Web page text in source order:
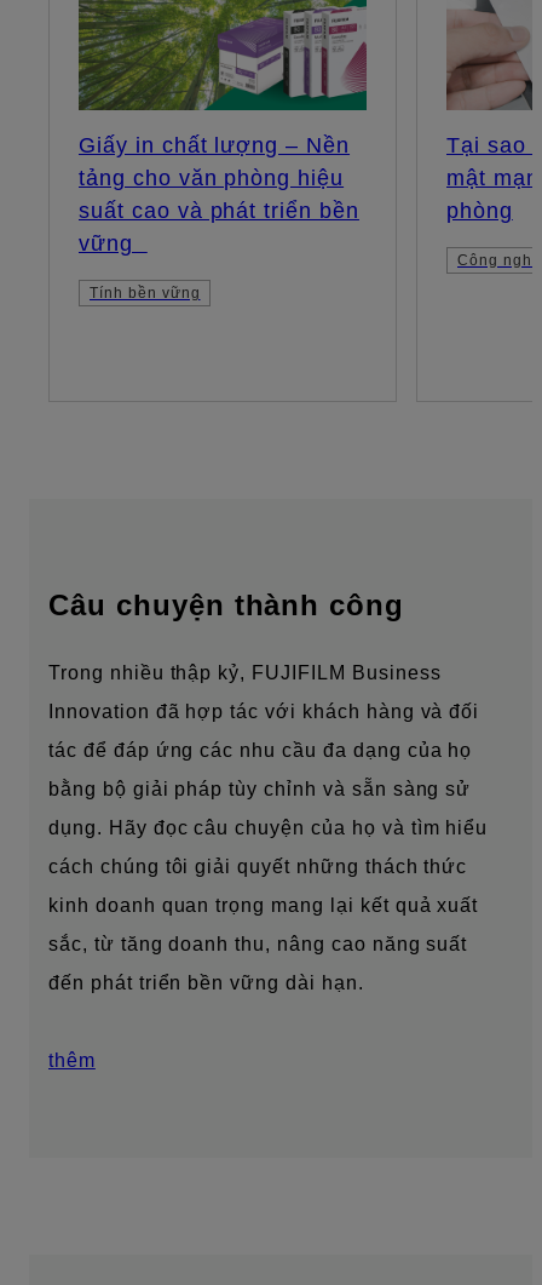
Giấy in chất lượng – Nền
tảng cho văn phòng hiệu
suất cao và phát triển bền
vững
Tính bền vững
Tại sao
mật
phòng
Công
Câu chuyện thành công
Trong nhiều thập kỷ, FUJIFILM Business
Innovation đã hợp tác với khách hàng và đối
tác để đáp ứng các nhu cầu đa dạng của họ
bằng bộ giải pháp tùy chỉnh và sẵn sàng sử
dụng. Hãy đọc câu chuyện của họ và tìm hiểu
cách chúng tôi giải quyết những thách thức
kinh doanh quan trọng mang lại kết quả xuất
sắc, từ tăng doanh thu, nâng cao năng suất
đến phát triển bền vững dài hạn.
thêm